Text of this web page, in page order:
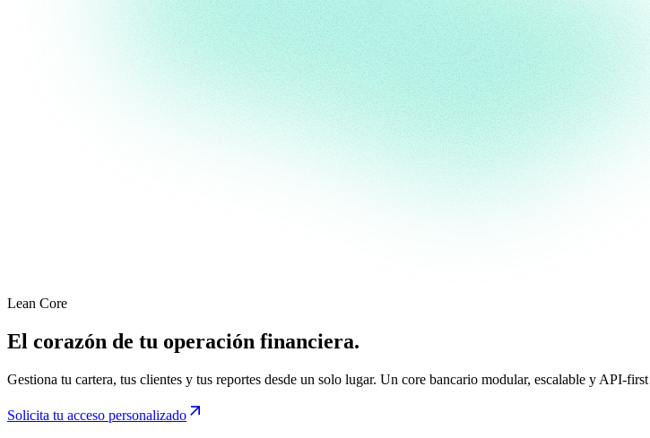
Lean Core
El corazón de tu operación financiera.
Gestiona tu cartera, tus clientes y tus reportes desde un solo lugar. Un core bancario modular, escalable y API-
Solicita tu acceso personalizado 